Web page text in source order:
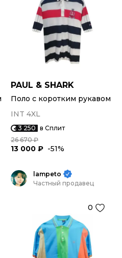
PAUL & SHARK
Поло с коротким рукавом
INT 4XL
3 250 в Сплит
26 670 ₽
13 000 ₽ -51%
lampeto
Частный продавец
0